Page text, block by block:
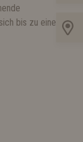
bis zu einer